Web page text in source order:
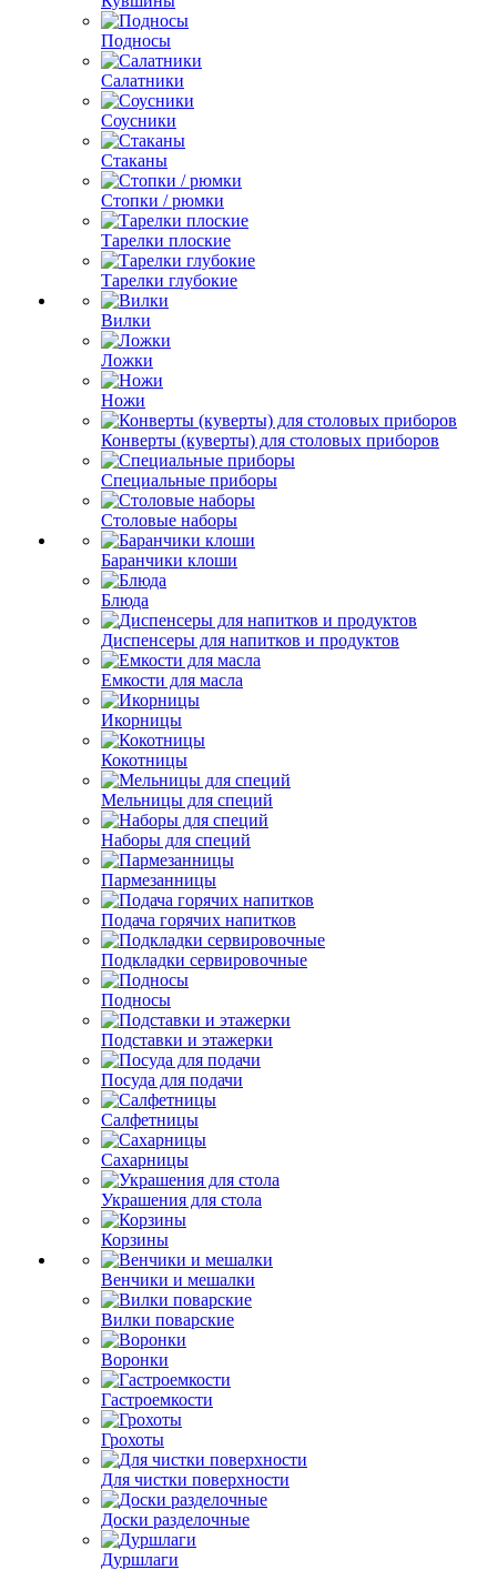
Подносы
Салатники
Соусники
Стаканы
Стопки / рюмки
Тарелки плоские
Тарелки глубокие
Вилки
Ложки
Ножи
Конверты (куверты) для столовых приборов
Специальные приборы
Столовые наборы
Баранчики клоши
Блюда
Диспенсеры для напитков и продуктов
Емкости для масла
Икорницы
Кокотницы
Мельницы для специй
Наборы для специй
Пармезанницы
Подача горячих напитков
Подкладки сервировочные
Подносы
Подставки и этажерки
Посуда для подачи
Салфетницы
Сахарницы
Украшения для стола
Корзины
Венчики и мешалки
Вилки поварские
Воронки
Гастроемкости
Грохоты
Для чистки поверхности
Доски разделочные
Дуршлаги